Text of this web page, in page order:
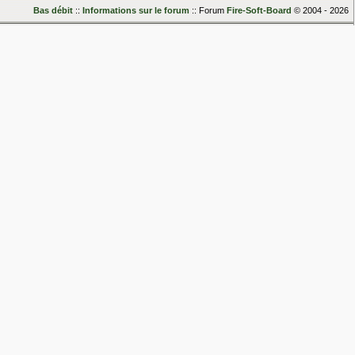
Bas débit :: Informations sur le forum :: Forum Fire-Soft-Board © 2004 - 2026